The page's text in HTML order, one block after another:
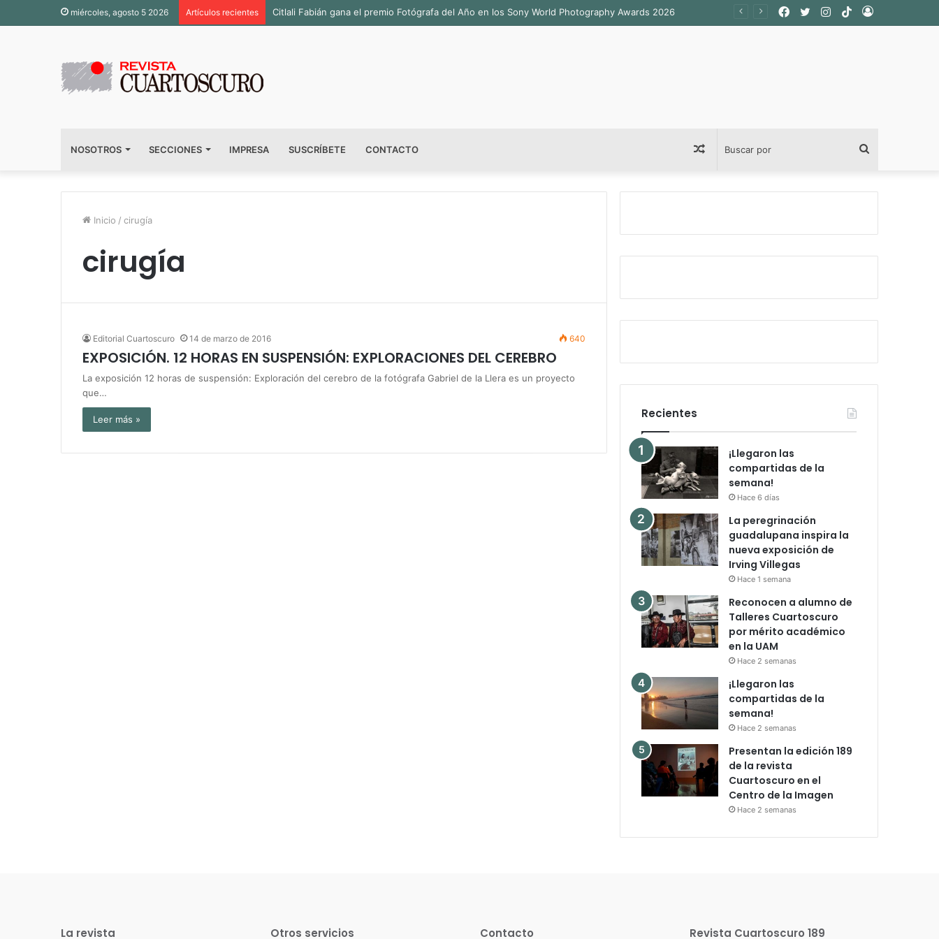
miércoles, agosto 5 2026 Artículos recientes Citlali Fabián gana el premio Fotógrafa del Año en los Sony World Photography Awards 2026 Acceso
TikTok
Instagram
Twitter
Facebook
NOSOTROS SECCIONES IMPRESA SUSCRÍBETE CONTACTO
por
Publicación
al
azar
Inicio / cirugía
cirugía
Editorial Cuartoscuro 14 de marzo de 2016 640
EXPOSICIÓN. 12 HORAS EN SUSPENSIÓN: EXPLORACIONES DEL CEREBRO
La exposición 12 horas de suspensión: Exploración del cerebro de la fotógrafa Gabriel de la Llera es un proyecto
que…
Leer más » Recientes
¡Llegaron las
compartidas de la
semana!
Hace 6 días
La peregrinación
guadalupana inspira la
nueva exposición de
Irving Villegas
Hace 1 semana
Reconocen a alumno de
Talleres Cuartoscuro
por mérito académico
en la UAM
Hace 2 semanas
¡Llegaron las
compartidas de la
semana!
Hace 2 semanas
Presentan la edición 189
de la revista
Cuartoscuro en el
Centro de la Imagen
Hace 2 semanas
La revista Otros servicios Contacto Revista Cuartoscuro 189